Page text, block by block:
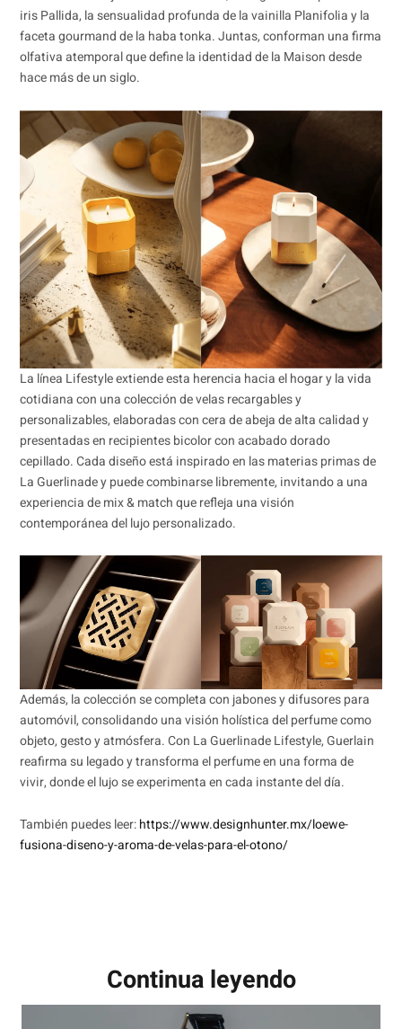
iris Pallida, la sensualidad profunda de la vainilla Planifolia y la
faceta gourmand de la haba tonka. Juntas, conforman una firma
olfativa atemporal que define la identidad de la Maison desde
hace más de un siglo.
La línea Lifestyle extiende esta herencia hacia el hogar y la vida
cotidiana con una colección de velas recargables y
personalizables, elaboradas con cera de abeja de alta calidad y
presentadas en recipientes bicolor con acabado dorado
cepillado. Cada diseño está inspirado en las materias primas de
La Guerlinade y puede combinarse libremente, invitando a una
experiencia de mix & match que refleja una visión
contemporánea del lujo personalizado.
Además, la colección se completa con jabones y difusores para
automóvil, consolidando una visión holística del perfume como
objeto, gesto y atmósfera. Con La Guerlinade Lifestyle, Guerlain
reafirma su legado y transforma el perfume en una forma de
vivir, donde el lujo se experimenta en cada instante del día.
También puedes leer:https://www.designhunter.mx/loewe-
fusiona-diseno-y-aroma-de-velas-para-el-otono/
Continua leyendo